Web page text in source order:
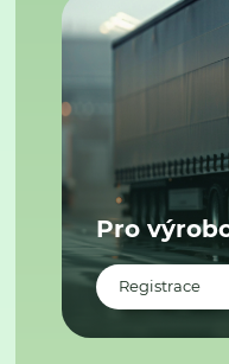
Pro
Registrace